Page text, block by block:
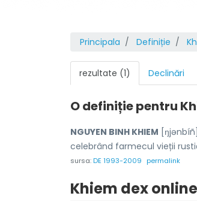
Principala Definiție
rezultate (1) Declinări
O definiție pentru
NGUYEN BINH KHIEM
celebrând farmecul vieții
sursa:DE 1993-2009 permalink
Khiem dex